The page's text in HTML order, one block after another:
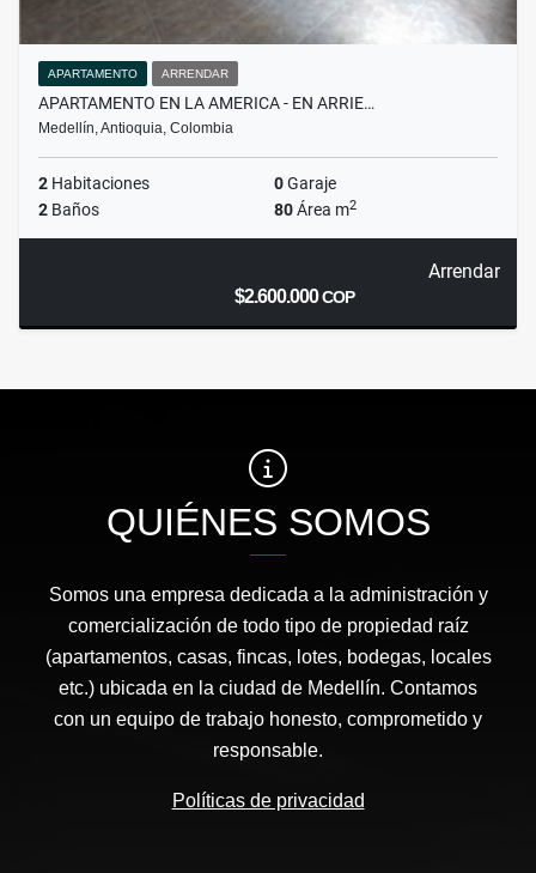
APARTAMENTO ARRENDAR
APARTAMENTO EN LA AMERICA - EN ARRIE…
Medellín, Antioquia, Colombia
2 Habitaciones 0Garaje
2 Baños 80Área m2
Arrendar
$2.600.000COP
QUIÉNES SOMOS
Somos una empresa dedicada a la administración y
comercialización de todo tipo de propiedad raíz
(apartamentos, casas, fincas, lotes, bodegas, locales
etc.) ubicada en la ciudad de Medellín. Contamos
con un equipo de trabajo honesto, comprometido y
responsable.
Políticas de privacidad